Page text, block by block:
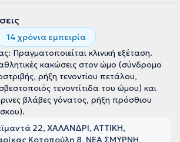
14 χρόνια εμπειρία
Πραγματοποιείται κλινική εξέταση.
κακώσεις στον ώμο (σύνδρομο
ρήξη τενοντίου πετάλου,
τενοντίτιδα του ώμου) και
βλάβες γόνατος, ρήξη πρόσθιου
22, ΧΑΛΑΝΔΡΙ, ΑΤΤΙΚΗ
Κοτοπούλη 8, ΝΕΑ ΣΜΥΡΝΗ,